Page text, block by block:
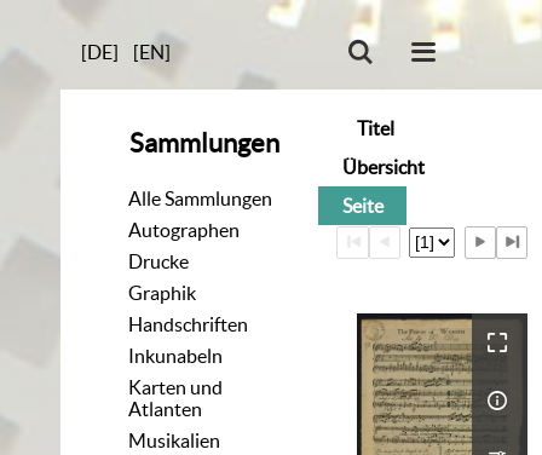
[DE] [EN]
Sammlungen
Alle Sammlungen
Autographen
Drucke
Graphik
Handschriften
Inkunabeln
Karten und
Atlanten
Musikalien
Titel
Übersicht
Seite